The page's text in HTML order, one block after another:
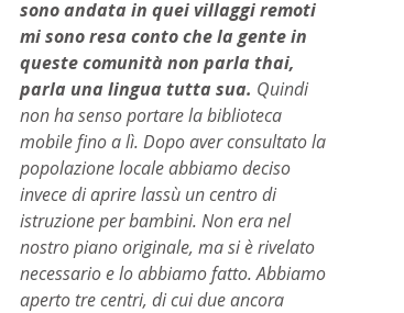
sono andata in quei villaggi remoti
mi sono resa conto che la gente in
queste comunità non parla thai,
parla una lingua tutta sua. Quindi
non ha senso portare la biblioteca
mobile fino a lì. Dopo aver consultato la
popolazione locale abbiamo deciso
invece di aprire lassù un centro di
istruzione per bambini. Non era nel
nostro piano originale, ma si è rivelato
necessario e lo abbiamo fatto. Abbiamo
aperto tre centri, di cui due ancora